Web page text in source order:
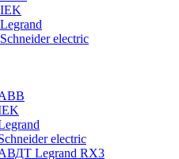
electric
electric
Legrand RX3